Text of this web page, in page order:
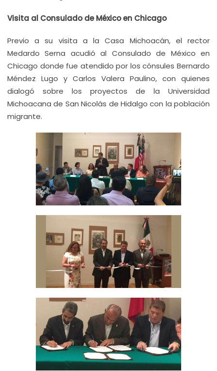
Visita al Consulado de México en Chicago
Previo a su visita a la Casa Michoacán, el rector
Medardo Serna acudió al Consulado de México en
Chicago donde fue atendido por los cónsules Bernardo
Méndez Lugo y Carlos Valera Paulino, con quienes
dialogó sobre los proyectos de la Universidad
Michoacana de San Nicolás de Hidalgo con la población
migrante.